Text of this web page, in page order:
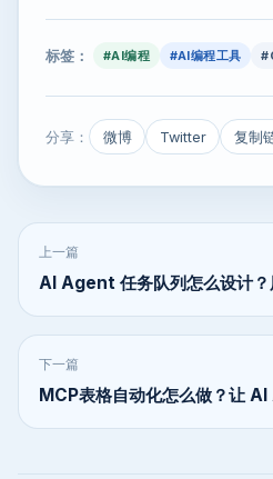
标签： #AI编程 #AI编程工具
分享： 微博 Twitter 复制
上一篇
AI Agent 任务队列怎么设计
下一篇
MCP表格自动化怎么做？让